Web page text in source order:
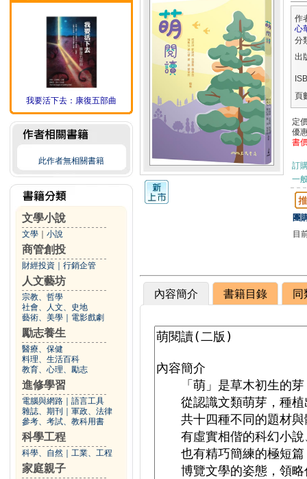
我要活下去：康復五部曲
此作者無相關書籍
文學小說
文學 小說
商管創投
財經投資 行銷企管
人文藝坊
宗教、哲學
社會、人文、史地
藝術、美學
電影戲劇
勵志養生
醫療、保健
料理、生活百科
教育、心理、勵志
進修學習
電腦與網路
語言工具
雜誌、期刊
軍政、法律
參考、考試、教科用書
科學工程
科學、自然 工業、工程
家庭親子
作
心
分
出
頁
定
優
書
訂
一
團
目
內容簡介 書籍目錄 同